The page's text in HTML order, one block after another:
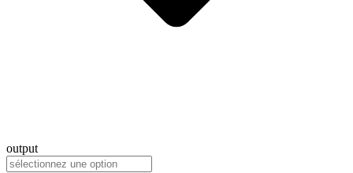
output